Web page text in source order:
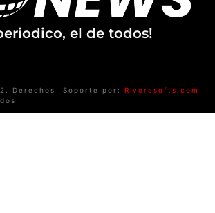
el de todos!
Derechos
Soporte por: Riverasofts.com